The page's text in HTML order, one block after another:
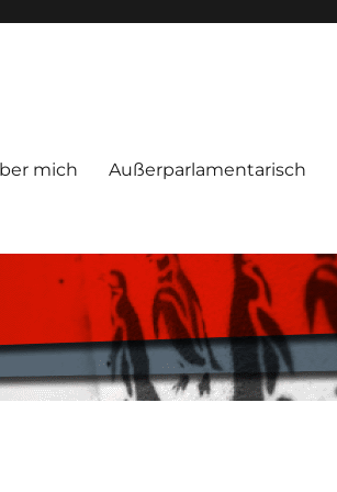
mich Außerparlamentarisch